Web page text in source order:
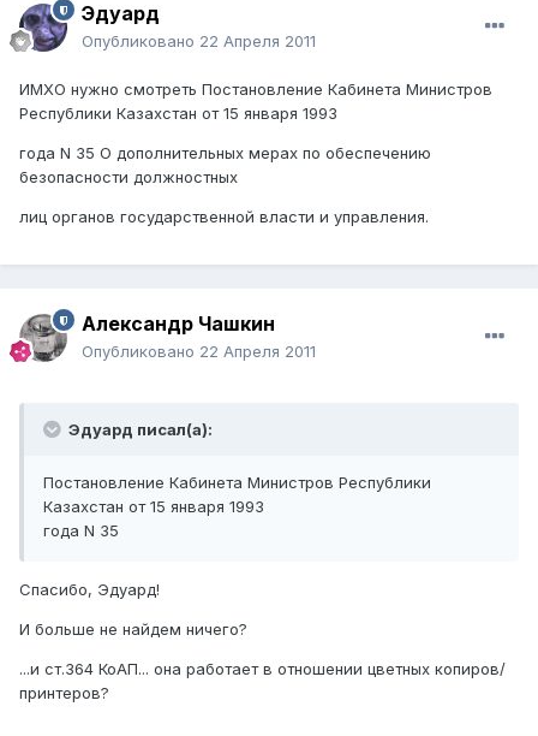
Эдуард
Опубликовано 22 Апреля 2011
ИМХО нужно смотреть Постановление Кабинета Министров
Республики Казахстан от 15 января 1993
года N 35 О дополнительных мерах по обеспечению
безопасности должностных
лиц органов государственной власти и управления.
Александр Чашкин
Опубликовано 22 Апреля 2011
Эдуард писал(а):
Постановление Кабинета Министров Республики
Казахстан от 15 января 1993
года N 35
Спасибо, Эдуард!
И больше не найдем ничего?
...и ст.364 КоАП... она работает в отношении цветных копиров/
принтеров?